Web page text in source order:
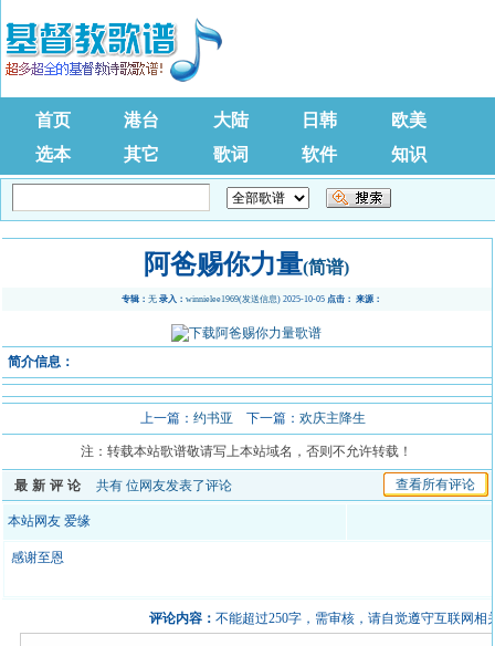
首页 港台 大陆 日韩
欧美
选本
其它 歌词 软件 知识
阿爸赐你力量(简谱)
专辑： 无 录入： winnielee1969(发送信息) 2025-10-05点击： 来源：
简介信息：
上一篇： 约书亚 下一篇： 欢庆主降生
注：转载本站歌谱敬请写上本站域名，否则不允许转载！
最新评论 共有位网友发表了评论 查看所有评论
本站网友 爱缘
感谢至恩
评论内容：不能超过250字，需审核，请自觉遵守互联网相